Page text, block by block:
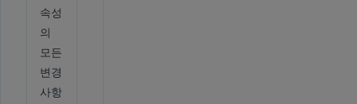
속성
의
모든
변경
사항